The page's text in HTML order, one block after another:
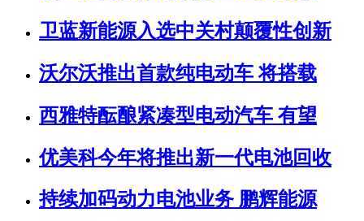
卫蓝新能源入选中关村颠覆性创新
沃尔沃推出首款纯电动车 将搭载
西雅特酝酿紧凑型电动汽车 有望
优美科今年将推出新一代电池回收
持续加码动力电池业务 鹏辉能源